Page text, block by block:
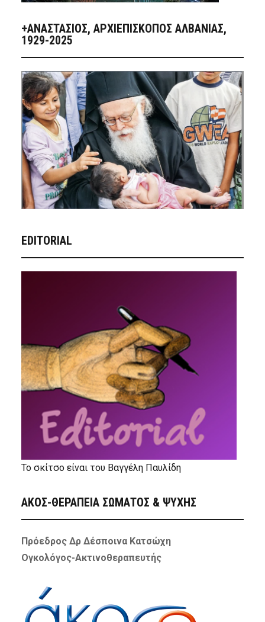
+ΑΝΑΣΤΆΣΙΟΣ, ΑΡΧΙΕΠΊΣΚΟΠΟΣ ΑΛΒΑΝΊΑΣ,
1929-2025
EDITORIAL
Το σκίτσο είναι του Βαγγέλη Παυλίδη
ΑΚΟΣ-ΘΕΡΑΠΕΙΑ ΣΩΜΑΤΟΣ & ΨΥΧΗΣ
Πρόεδρος Δρ Δέσποινα Κατσώχη
Ογκολόγος-Ακτινοθεραπευτής